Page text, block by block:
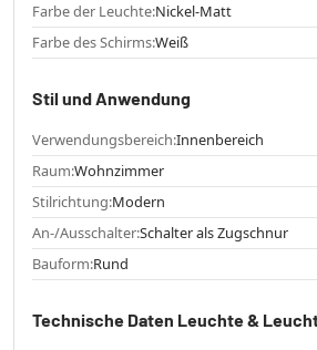
Farbe der Leuchte:Nickel-Matt
Farbe des Schirms:Weiß
Stil und Anwendung
Verwendungsbereich:Innenbereich
Raum:Wohnzimmer
Stilrichtung:Modern
An-/Ausschalter:Schalter als Zugschnur
Bauform:Rund
Technische Daten Leuchte &